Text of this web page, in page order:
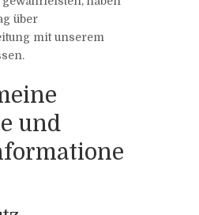
über
mit unserem
und